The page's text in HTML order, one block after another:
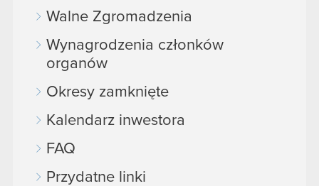
Walne Zgromadzenia
Wynagrodzenia członków
organów
Okresy zamknięte
Kalendarz inwestora
FAQ
Przydatne linki